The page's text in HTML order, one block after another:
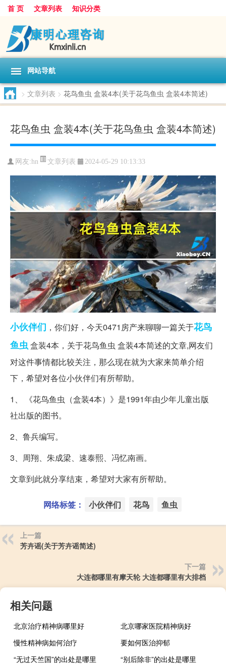
首 页 文章列表 知识分类
网站导航
> 文章列表 > 花鸟鱼虫 盒装4本(关于花鸟鱼虫 盒装4本简述)
花鸟鱼虫 盒装4本(关于花鸟鱼虫 盒装4本简述)
网友:hn 文章列表 2024-05-29 10:13:33
小伙伴们 ，你们好，今天0471房产来聊聊一篇关于花鸟
鱼虫盒装4本，关于花鸟鱼虫 盒装4本简述的文章,网友们
对这件事情都比较关注，那么现在就为大家来简单介绍
下，希望对各位小伙伴们有所帮助。
1、 《花鸟鱼虫（盒装4本）》是1991年由少年儿童出版
社出版的图书。
2、鲁兵编写。
3、周翔、朱成梁、速泰熙、冯忆南画。
文章到此就分享结束，希望对大家有所帮助。
网络标签： 小伙伴们 花鸟 鱼虫
上一篇
芳卉谣(关于芳卉谣简述)
下一篇
大连都哪里有摩天轮 大连都哪里有大排档
相关问题
北京治疗精神病哪里好
北京哪家医院精神病好
慢性精神病如何治疗
要如何医治抑郁
“无过天竺国”的出处是哪里
“别后除非”的出处是哪里